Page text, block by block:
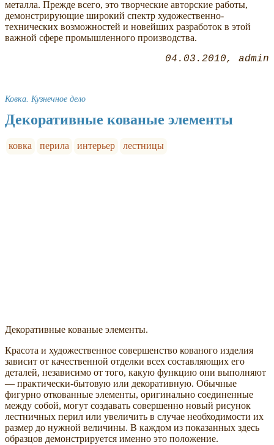
металла. Прежде всего, это творческие авторские работы,
демонстрирующие широкий спектр художественно-
технических возможностей и новейших разработок в этой
важной сфере промышленного производства.
04.03.2010 admin
Ковка. Кузнечное дело
Декоративные кованые элементы
ковка перила интерьер лестницы
Декоративные кованые элементы.
Красота и художественное совершенство кованого изделия
зависит от качественной отделки всех составляющих его
деталей, независимо от того, какую функцию они выполняют
— практически-бытовую или декоративную. Обычные
фигурно откованные элементы, оригинально соединенные
между собой, могут создавать совершенно новый рисунок
лестничных перил или увеличить в случае необходимости их
размер до нужной величины. В каждом из показанных здесь
образцов демонстрируется именно это положение.